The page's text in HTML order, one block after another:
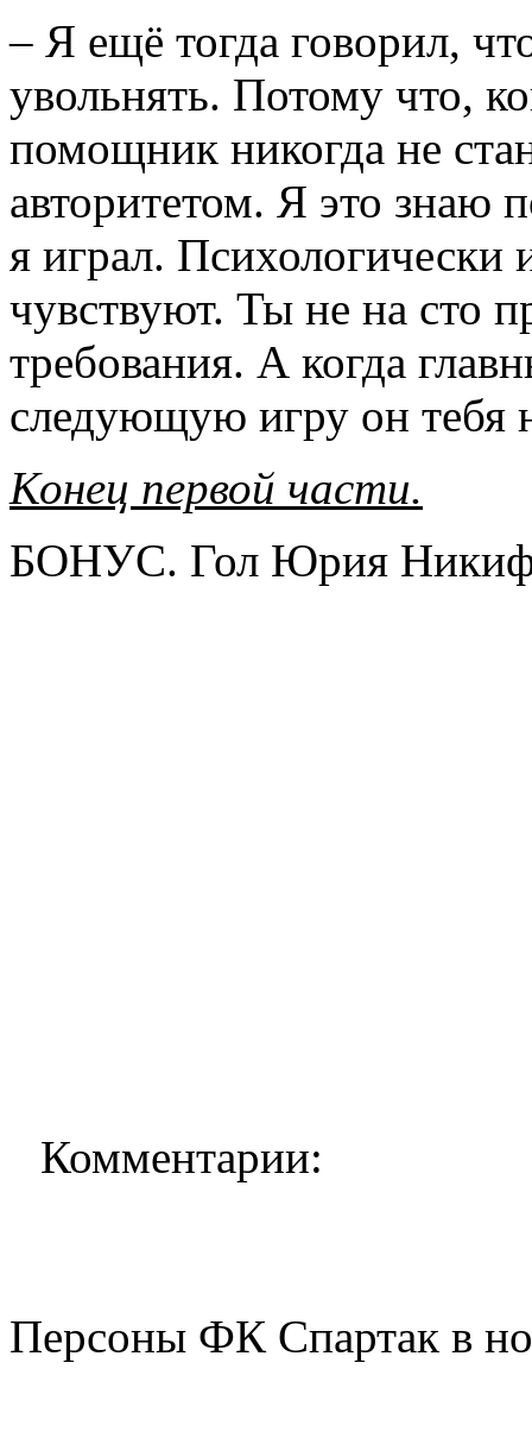
– Я ещё тогда говорил,
увольнять. Потому что,
помощник никогда не
авторитетом. Я это знаю
я играл. Психологически
чувствуют. Ты не на сто
требования. А когда
следующую игру он тебя
Конец первой части.
БОНУС. Гол Юрия
Комментарии:
Персоны ФК Спартак в